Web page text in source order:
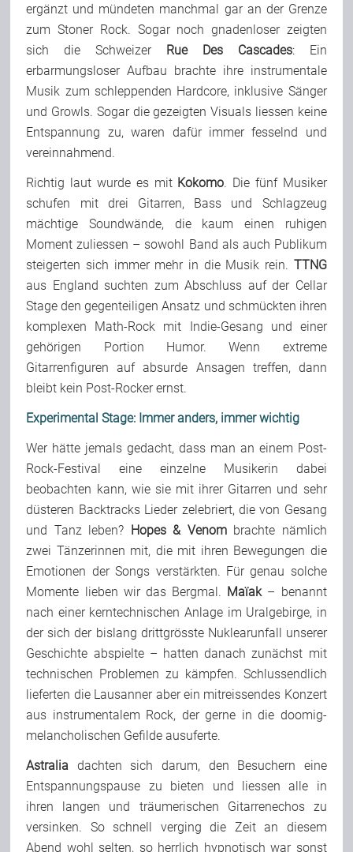
ergänzt und mündeten manchmal gar an der Grenze
zum Stoner Rock. Sogar noch gnadenloser zeigten
sich die Schweizer Rue Des Cascades: Ein
erbarmungsloser Aufbau brachte ihre instrumentale
Musik zum schleppenden Hardcore, inklusive Sänger
und Growls. Sogar die gezeigten Visuals liessen keine
Entspannung zu, waren dafür immer fesselnd und
vereinnahmend.
Richtig laut wurde es mit Kokomo. Die fünf Musiker
schufen mit drei Gitarren, Bass und Schlagzeug
mächtige Soundwände, die kaum einen ruhigen
Moment zuliessen – sowohl Band als auch Publikum
steigerten sich immer mehr in die Musik rein. TTNG
aus England suchten zum Abschluss auf der Cellar
Stage den gegenteiligen Ansatz und schmückten ihren
komplexen Math-Rock mit Indie-Gesang und einer
gehörigen Portion Humor. Wenn extreme
Gitarrenfiguren auf absurde Ansagen treffen, dann
bleibt kein Post-Rocker ernst.
Experimental Stage: Immer anders, immer wichtig
Wer hätte jemals gedacht, dass man an einem Post-
Rock-Festival eine einzelne Musikerin dabei
beobachten kann, wie sie mit ihrer Gitarren und sehr
düsteren Backtracks Lieder zelebriert, die von Gesang
und Tanz leben? Hopes & Venombrachte nämlich
zwei Tänzerinnen mit, die mit ihren Bewegungen die
Emotionen der Songs verstärkten. Für genau solche
Momente lieben wir das Bergmal. Maïak– benannt
nach einer kerntechnischen Anlage im Uralgebirge, in
der sich der bislang drittgrösste Nuklearunfall unserer
Geschichte abspielte – hatten danach zunächst mit
technischen Problemen zu kämpfen. Schlussendlich
lieferten die Lausanner aber ein mitreissendes Konzert
aus instrumentalem Rock, der gerne in die doomig-
melancholischen Gefilde ausuferte.
Astralia dachten sich darum, den Besuchern eine
Entspannungspause zu bieten und liessen alle in
ihren langen und träumerischen Gitarrenechos zu
versinken. So schnell verging die Zeit an diesem
Abend wohl selten, so herrlich hypnotisch war sonst